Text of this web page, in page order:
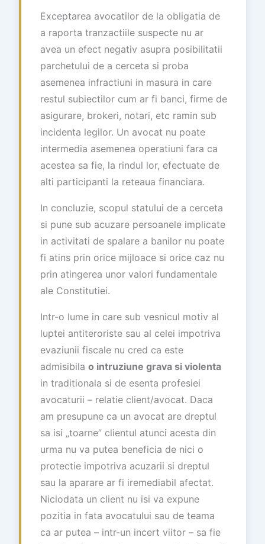
Exceptarea avocatilor de la obligatia de
a raporta tranzactiile suspecte nu ar
avea un efect negativ asupra posibilitatii
parchetului de a cerceta si proba
asemenea infractiuni in masura in care
restul subiectilor cum ar fi banci, firme de
asigurare, brokeri, notari, etc ramin sub
incidenta legilor. Un avocat nu poate
intermedia asemenea operatiuni fara ca
acestea sa fie, la rindul lor, efectuate de
alti participanti la reteaua financiara.
In concluzie, scopul statului de a cerceta
si pune sub acuzare persoanele implicate
in activitati de spalare a banilor nu poate
fi atins prin orice mijloace si orice caz nu
prin atingerea unor valori fundamentale
ale Constitutiei.
Intr-o lume in care sub vesnicul motiv al
luptei antiteroriste sau al celei impotriva
evaziunii fiscale nu cred ca este
admisibila o intruziune grava si violenta
in traditionala si de esenta profesiei
avocaturii – relatie client/avocat. Daca
am presupune ca un avocat are dreptul
sa isi „toarne” clientul atunci acesta din
urma nu va putea beneficia de nici o
protectie impotriva acuzarii si dreptul
sau la aparare ar fi iremediabil afectat.
Niciodata un client nu isi va expune
pozitia in fata avocatului sau de teama
ca ar putea – intr-un incert viitor – sa fie